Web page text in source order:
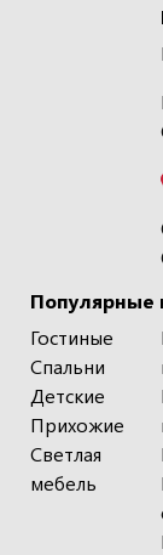
Популярные
Гостиные
Спальни
Детские
Прихожие
Светлая
мебель